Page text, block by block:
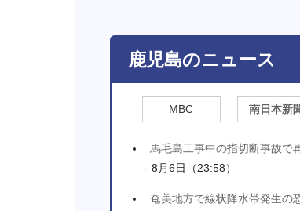
鹿児島のニュース
MBC 南日本新
馬毛島工事中の指切断事故で
- 8月6日（23:58）
奄美地方で線状降水帯発生